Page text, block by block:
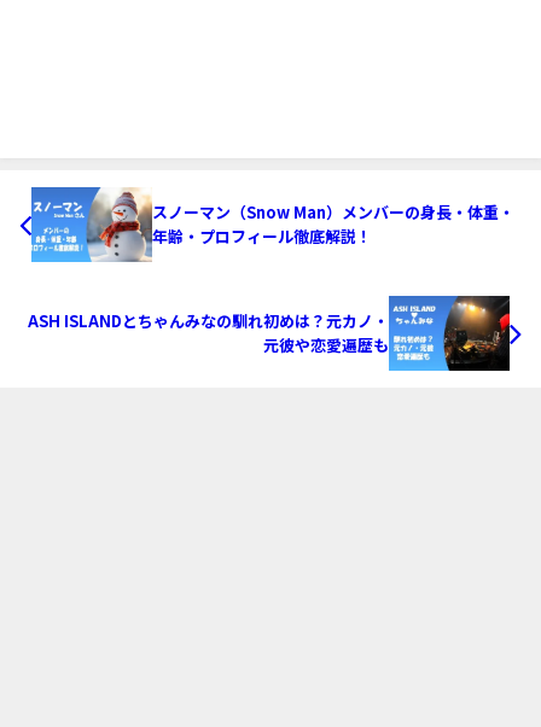
スノーマン（Snow Man）メンバーの身長・体重・
年齢・プロフィール徹底解説！
ASH ISLANDとちゃんみなの馴れ初めは？元カノ・
元彼や恋愛遍歴も